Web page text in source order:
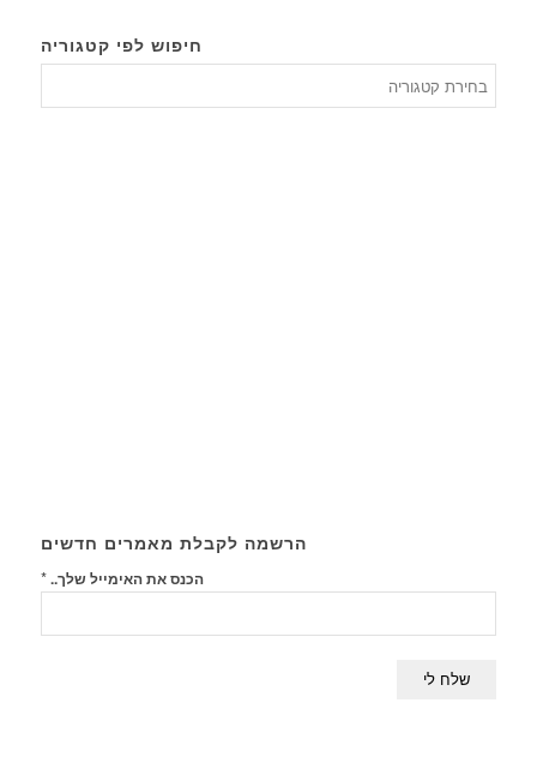
חיפוש לפי קטגוריה
הרשמה לקבלת מאמרים חדשים
הכנס את האימייל שלך..*